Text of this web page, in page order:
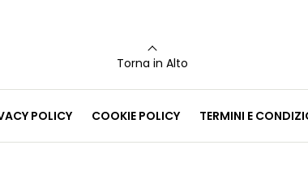
Torna in Alto
POLICY COOKIE POLICY TERMINI E